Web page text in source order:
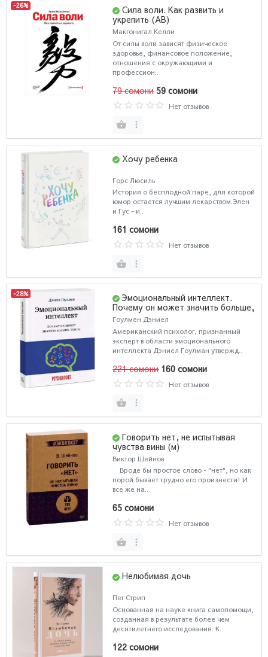
-26%
Сила воли. Как развить и
укрепить (AB)
Макгонигал Келли
От силы воли зависят физическое
здоровье, финансовое положение,
отношения с окружающими и
профессион..
79 сомони 59 сомони
Нет отзывов
Хочу ребенка
Горс Люсиль
История о бесплодной паре, для которой
юмор остается лучшим лекарством.Элен
и Гус - и..
161 сомони
Нет отзывов
-28%
Эмоциональный интеллект.
Почему он может значить больше,
чем IQ
Гоулмен Дэниел
Американский психолог, признанный
эксперт в области эмоционального
интеллекта Дэниел Гоулман утвержд..
221 сомони 160 сомони
Нет отзывов
Говорить нет, не испытывая
чувства вины (м)
Виктор Шейнов
Вроде бы простое слово - "нет", но как
порой бывает трудно его произнести! И
все же на..
65 сомони
Нет отзывов
Нелюбимая дочь
Пег Стрип
Основанная на науке книга самопомощи,
созданная в результате более чем
десятилетнего исследования. К..
122 сомони